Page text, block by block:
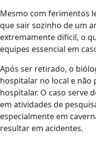
Mesmo com ferimentos
que sair sozinho de um
extremamente difícil, o
equipes essencial em
Após ser retirado, o
hospitalar no local e não
hospitalar. O caso serve
em atividades de
especialmente em
resultar em acidentes.